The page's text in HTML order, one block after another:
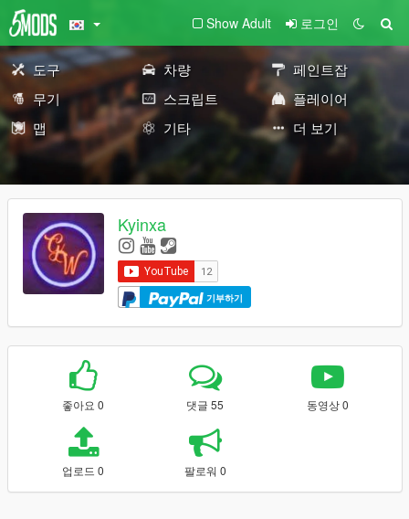
Show Adult 로그인
도구 차량
페인트잡
무기
스크립트
플레이어
맵
기타 더 보기
Kyinxa
기부하기
좋아요 0 댓글 55 동영상 0
업로드 0 팔로워 0